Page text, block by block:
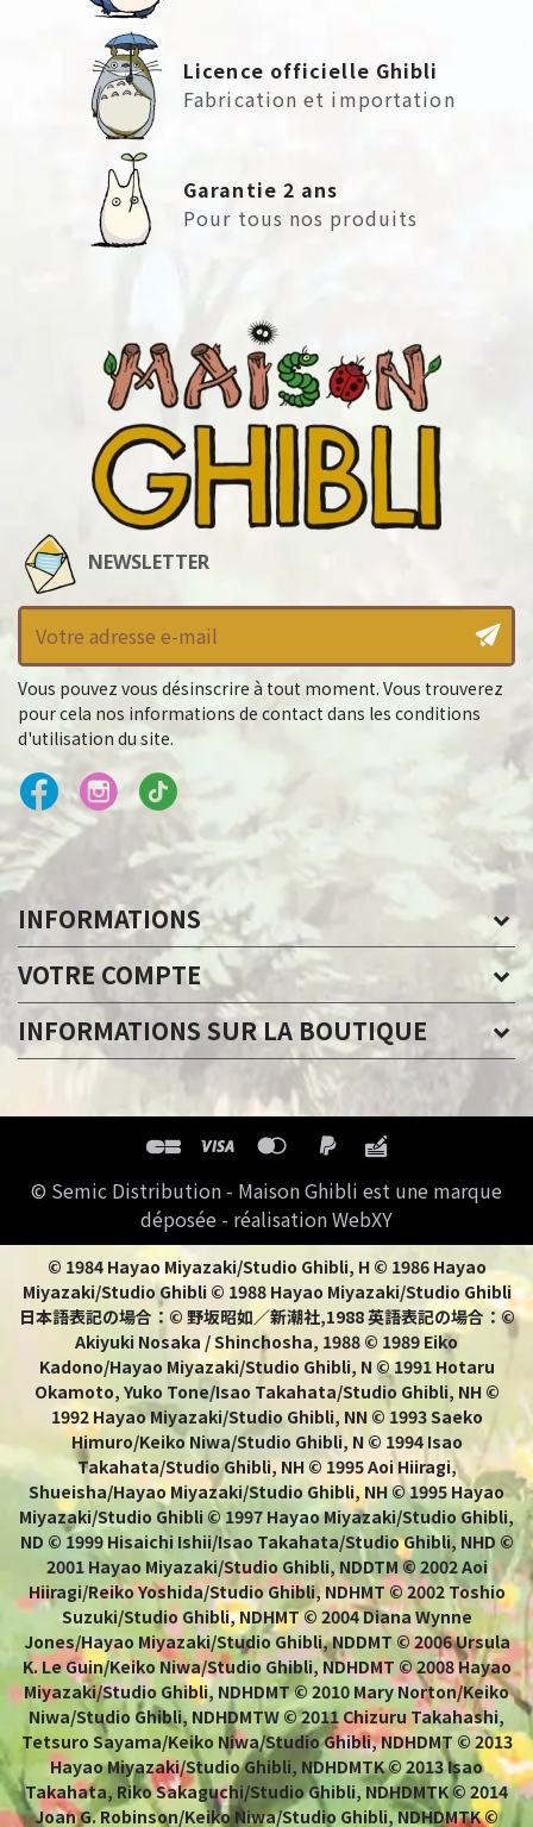
Licence officielle Ghibli
Fabrication et importation
Garantie 2 ans
Pour tous nos produits
NEWSLETTER
Vous pouvez vous désinscrire à tout moment. Vous trouverez
pour cela nos informations de contact dans les conditions
d'utilisation du site.
INFORMATIONS
VOTRE COMPTE
INFORMATIONS SUR LA BOUTIQUE
© Semic Distribution - Maison Ghibli est une marque
déposée - réalisation WebXY
© 1984 Hayao Miyazaki/Studio Ghibli, H © 1986 Hayao
Miyazaki/Studio Ghibli © 1988 Hayao Miyazaki/Studio Ghibli
日本語表記の場合：© 野坂昭如／新潮社,1988 英語表記の場合：©
Akiyuki Nosaka / Shinchosha, 1988 © 1989 Eiko
Kadono/Hayao Miyazaki/Studio Ghibli, N © 1991 Hotaru
Okamoto, Yuko Tone/Isao Takahata/Studio Ghibli, NH ©
1992 Hayao Miyazaki/Studio Ghibli, NN © 1993 Saeko
Himuro/Keiko Niwa/Studio Ghibli, N © 1994 Isao
Takahata/Studio Ghibli, NH © 1995 Aoi Hiiragi,
Shueisha/Hayao Miyazaki/Studio Ghibli, NH © 1995 Hayao
Miyazaki/Studio Ghibli © 1997 Hayao Miyazaki/Studio Ghibli,
ND © 1999 Hisaichi Ishii/Isao Takahata/Studio Ghibli, NHD ©
2001 Hayao Miyazaki/Studio Ghibli, NDDTM © 2002 Aoi
Hiiragi/Reiko Yoshida/Studio Ghibli, NDHMT © 2002 Toshio
Suzuki/Studio Ghibli, NDHMT © 2004 Diana Wynne
Jones/Hayao Miyazaki/Studio Ghibli, NDDMT © 2006 Ursula
K. Le Guin/Keiko Niwa/Studio Ghibli, NDHDMT © 2008 Hayao
Miyazaki/Studio Ghibli, NDHDMT © 2010 Mary Norton/Keiko
Niwa/Studio Ghibli, NDHDMTW © 2011 Chizuru Takahashi,
Tetsuro Sayama/Keiko Niwa/Studio Ghibli, NDHDMT © 2013
Hayao Miyazaki/Studio Ghibli, NDHDMTK © 2013 Isao
Takahata, Riko Sakaguchi/Studio Ghibli, NDHDMTK © 2014
Joan G. Robinson/Keiko Niwa/Studio Ghibli, NDHDMTK ©